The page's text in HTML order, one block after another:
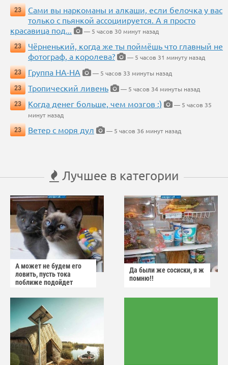
23
Сами вы наркоманы и алкаши, если белочка у вас
только с пьянкой ассоциируется. А я просто
красавица под...
— 5 часов 30 минут назад
23
Чёрненький, когда же ты поймёшь что главный не
фотограф, а королева?
— 5 часов 31 минуту назад
23
Группа НА-НА
— 5 часов 33 минуты назад
23
Тропический ливень
— 5 часов 34 минуты назад
23
Когда денег больше, чем мозгов :)
— 5 часов 35
минут назад
23
Ветер с моря дул — 5 часов 36 минут назад
Лучшее в категории
А может не будем его
ловить, пусть тока
поближе подойдет
Да были же сосиски, я ж
помню!!